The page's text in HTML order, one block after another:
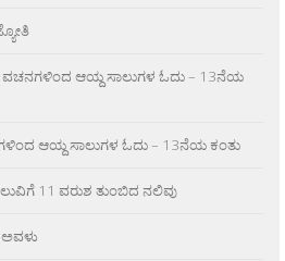
ಆಯ್ದ ಸಾಲುಗಳ ಓದು – 13ನೆಯ
ಆಯ್ದ ಸಾಲುಗಳ ಓದು – 13ನೆಯ ಕಂತು
11 ವರುಶ ತುಂಬಿದ ನಲಿವು